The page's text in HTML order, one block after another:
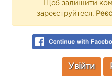
Щоб залишити
зареєструйтеся.
Увійти